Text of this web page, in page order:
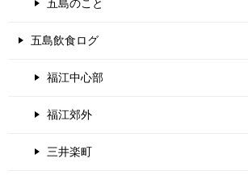
五島のこと
五島飲食ログ
福江中心部
福江郊外
三井楽町